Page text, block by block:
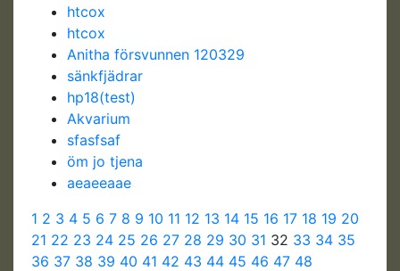
htcox
htcox
Anitha försvunnen 120329
sänkfjädrar
hp18(test)
Akvarium
sfasfsaf
öm jo tjena
aeaeeaae
1 2 3 4 5 6 7 8 9 10 11 12 13 14 15 16 17 18 19 20
21 22 23 24 25 26 27 28 29 30 31 32 33 34 35
36 37 38 39 40 41 42 43 44 45 46 47 48